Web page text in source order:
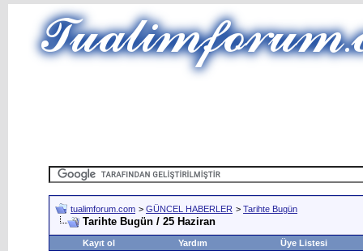
tualimforum.com > GÜNCEL HABERLER > Tarihte Bugün
Tarihte Bugün / 25 Haziran
Kayıt ol Yardım Üye Listesi